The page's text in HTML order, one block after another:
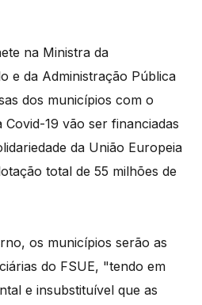
na Ministra da
e da Administração Pública
dos municípios com o
19 vão ser financiadas
da União Europeia
total de 55 milhões de
os municípios serão as
do FSUE, "tendo em
e insubstituível que as